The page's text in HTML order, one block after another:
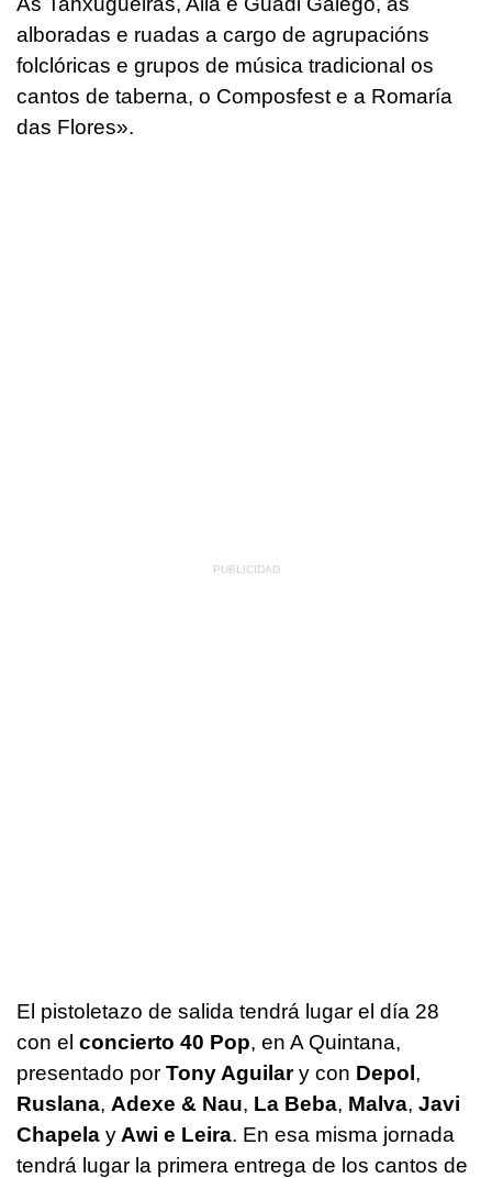
alboradas e ruadas a cargo de agrupacións
folclóricas e grupos de música tradicional os
cantos de taberna, o Composfest e a Romaría
das Flores».
El pistoletazo de salida tendrá lugar el día 28
con el concierto 40 Pop, en A Quintana,
presentado por Tony Aguilary con Depol,
Ruslana, Adexe & Nau, La Beba, Malva, Javi
Chapela y Awi e Leira. En esa misma jornada
tendrá lugar la primera entrega de los cantos de